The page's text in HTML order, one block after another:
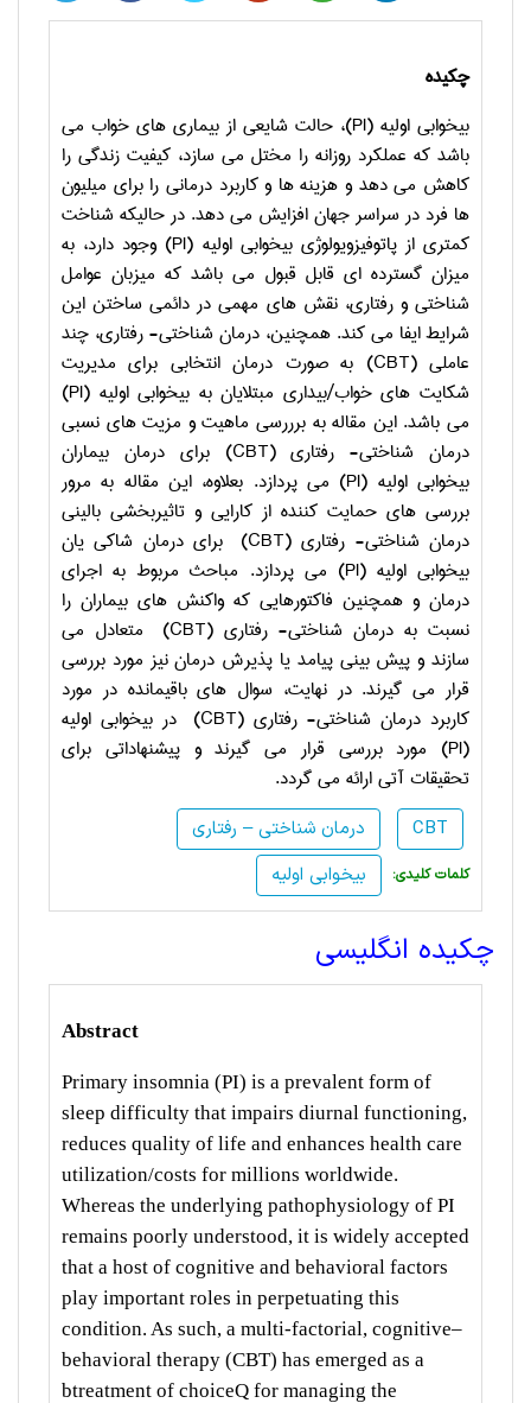
چکیده
بیخوابی اولیه (PI)، حالت شایعی از بیماری های خواب می
باشد که عملکرد روزانه را مختل می سازد، کیفیت زندگی را
کاهش می دهد و هزینه ها و کاربرد درمانی را برای میلیون
ها فرد در سراسر جهان افزایش می دهد. در حالیکه شناخت
کمتری از پاتوفیزویولوژی بیخوابی اولیه (PI) وجود دارد، به
میزان گسترده ای قابل قبول می باشد که میزبان عوامل
شناختی و رفتاری، نقش های مهمی در دائمی ساختن این
شرایط ایفا می کند. همچنین، درمان شناختی- رفتاری، چند
عاملیCBT)) به صورت درمان انتخابی برای مدیریت
شکایت های خواب/بیداری مبتلایان به بیخوابی اولیه (PI
)
می باشد. این مقاله به برررسی ماهیت و مزیت های نسبی
درمان شناختی- رفتاری ((CBT برای درمان بیماران
بیخوابی اولیه (PI) می پردازد. بعلاوه، این مقاله به مرور
بررسی های حمایت کننده از کارایی و تاثیربخشی بالینی
درمان شناختی- رفتاری (CBT) برای درمان شاکی یان
بیخوابی اولیه (PI) می پردازد. مباحث مربوط به اجرای
درمان و همچنین فاکتورهایی که واکنش های بیماران را
نسبت به درمان شناختی- رفتاری (CBT) متعادل می
سازند و پیش بینی پیامد یا پذیرش درمان نیز مورد بررسی
قرار می گیرند. در نهایت، سوال های باقیمانده در مورد
کاربرد درمان شناختی- رفتاری (CBT) در بیخوابی اولیه
(
PI) مورد بررسی قرار می گیرند و پیشنهاداتی برای
تحقیقات آتی ارائه می گردد.
درمان شناختی – رفتاری
CBT
بیخوابی اولیه
:کلمات کلیدی
چکیده انگلیسی
Abstract
Primary insomnia (PI) is a prevalent form of
sleep difficulty that impairs diurnal functioning,
reduces quality of life and enhances health care
utilization/costs for millions worldwide.
Whereas the underlying pathophysiology of PI
remains poorly understood, it is widely accepted
that a host of cognitive and behavioral factors
play important roles in perpetuating this
condition. As such, a multi-factorial, cognitive–
behavioral therapy (CBT) has emerged as a
btreatment of choiceQ for managing the